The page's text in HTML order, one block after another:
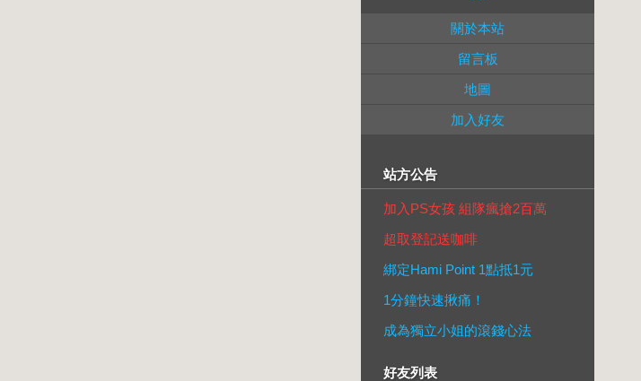
關於本站
留言板
地圖
加入好友
站方公告
加入PS女孩 組隊瘋搶2百萬
超取登記送咖啡
綁定Hami Point 1點抵1元
1分鐘快速揪痛！
成為獨立小姐的滾錢心法
好友列表